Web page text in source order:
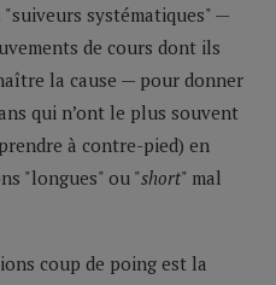
systématiques" —
de cours dont ils
la cause — pour donner
qui n’ont le plus souvent
à contre-pied) en
"longues" ou "short" mal
coup de poing est la